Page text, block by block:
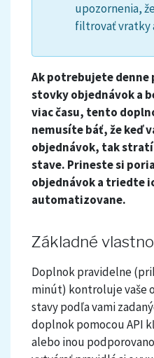
upozornenia,
filtrovať vratky
Ak potrebujete denne
stovky objednávok a
viac času, tento
nemusíte báť, že keď
objednávok, tak
stave. Prineste si
objednávok a triedte
automatizovane.
Základné
Doplnok pravidelne
minút) kontroluje vaše
stavy podľa vami
doplnok pomocou API
alebo inou